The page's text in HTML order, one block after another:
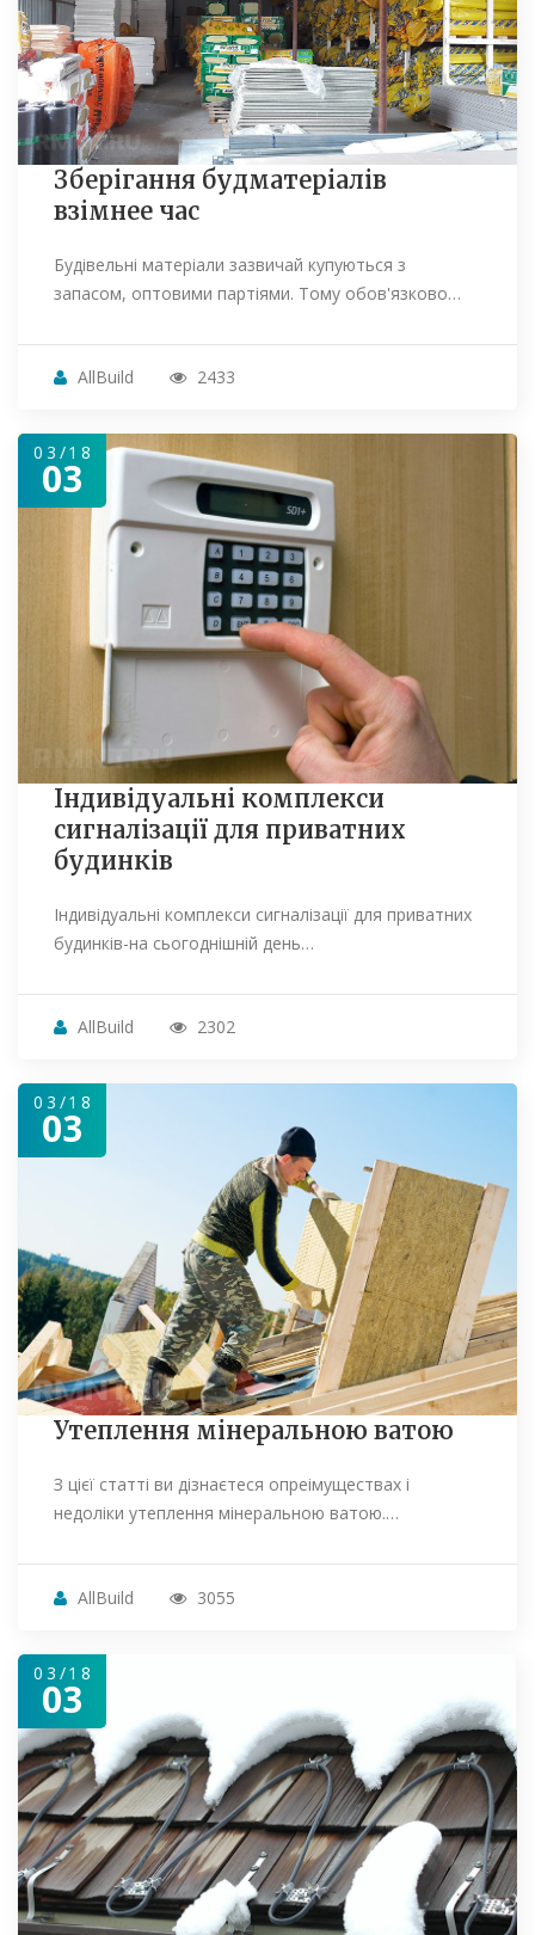
Зберігання будматеріалів
взімнее час
Будівельні матеріали зазвичай купуються з
запасом, оптовими партіями. Тому обов'язково…
AllBuild 2433
03/18
03
Індивідуальні комплекси
сигналізації для приватних
будинків
Індивідуальні комплекси сигналізації для приватних
будинків-на сьогоднішній день…
AllBuild 2302
03/18
03
Утеплення мінеральною ватою
З цієї статті ви дізнаєтеся опреімуществах і
недоліки утеплення мінеральною ватою.…
AllBuild 3055
03/18
03